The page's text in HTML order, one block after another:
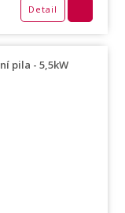
Detail
pila - 5,5kW